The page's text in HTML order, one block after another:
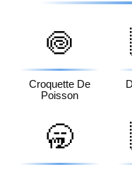
🍥
Croquette De
Poisson
🥱